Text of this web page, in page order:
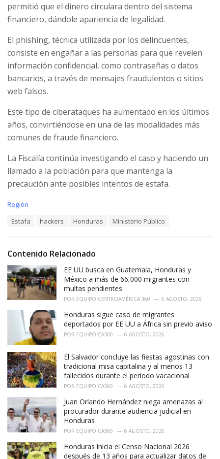
permitió que el dinero circulara dentro del sistema
financiero, dándole apariencia de legalidad.
El phishing, técnica utilizada por los delincuentes,
consiste en engañar a las personas para que revelen
información confidencial, como contraseñas o datos
bancarios, a través de mensajes fraudulentos o sitios
web falsos.
Este tipo de ciberataques ha aumentado en los últimos
años, convirtiéndose en una de las modalidades más
comunes de fraude financiero.
La Fiscalía continúa investigando el caso y haciendo un
llamado a la población para que mantenga la
precaución ante posibles intentos de estafa.
C
r
i
e
s
Región
:
Estafa hackers Honduras Ministerio Público
Contenido Relacionado
EE UU busca en Guatemala, Honduras y
México a más de 66,000 migrantes con
multas pendientes
POR EQUIPO CENTROAMÉRICA 360 6 AGOSTO, 2026
Honduras sigue caso de migrantes
deportados por EE UU a África sin previo aviso
POR EQUIPO CA360 6 AGOSTO, 2026
El Salvador concluye las fiestas agostinas con
tradicional misa capitalina y al menos 13
fallecidos durante el periodo vacacional
POR EQUIPO CA360 6 AGOSTO, 2026
Juan Orlando Hernández niega amenazas al
procurador durante audiencia judicial en
Honduras
POR EQUIPO CA360 6 AGOSTO, 2026
Honduras inicia el Censo Nacional 2026
después de 13 años para actualizar datos de